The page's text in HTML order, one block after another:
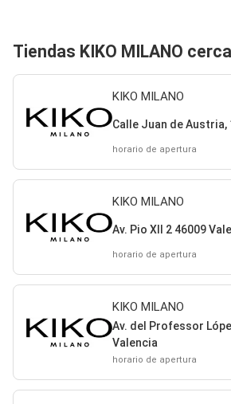
Tiendas KIKO MILANO
KIKO MILANO
Calle Juan de Austria,
horario de apertura
KIKO MILANO
Av. Pio XII 2 46009
horario de apertura
KIKO MILANO
Av. del Professor
Valencia
horario de apertura